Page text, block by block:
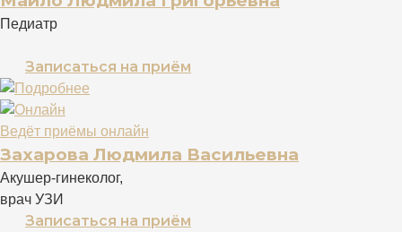
Педиатр
Записаться на приём
Ведёт приёмы онлайн
Захарова Людмила Васильевна
Акушер-гинеколог,
врач УЗИ
Записаться на приём